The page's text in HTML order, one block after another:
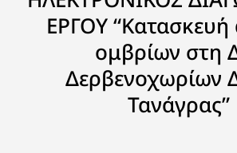
ΕΡΓΟΥ
ομβρίων στη
Δερβενοχωρίων
Τανάγρας”